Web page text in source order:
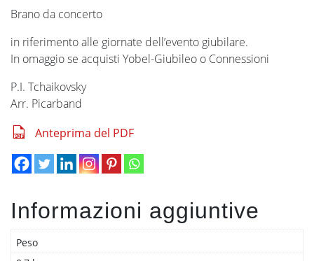
Brano da concerto
in riferimento alle giornate dell’evento giubilare.
In omaggio se acquisti Yobel-Giubileo o Connessioni
P.I. Tchaikovsky
Arr. Picarband
Anteprima del PDF
Informazioni aggiuntive
Peso